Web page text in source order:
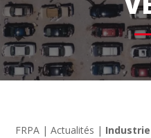
FRPA |Actualités |